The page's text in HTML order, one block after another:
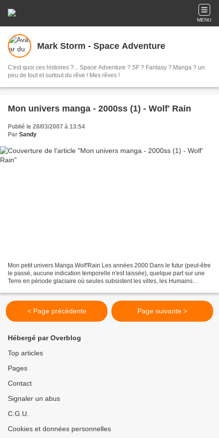
MENU
Mark Storm - Space Adventure
C'est quoi ces histoires ?... Space Adventure ? SF ? Fantasy ? Manga ? un
peu de tout et surtout du rêve ! Mes rêves !
Mon univers manga - 2000ss (1) - Wolf' Rain
Publié le 28/03/2007 à 13:54
Par Sandy
Mon petit univers Manga Wolf'Rain Les années 2000 Dans le futur (peut-être
le passé, aucune indication temporelle n'est laissée), quelque part sur une
Terre en période glaciaire où seules subsistent les villes, les Humains
< Page précédente Page suivante >
Hébergé par Overblog
Top articles
Pages
Contact
Signaler un abus
C.G.U.
Cookies et données personnelles